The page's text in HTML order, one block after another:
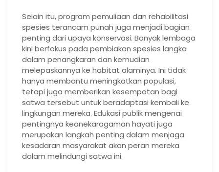
Selain itu, program pemuliaan dan rehabilitasi
spesies terancam punah juga menjadi bagian
penting dari upaya konservasi. Banyak lembaga
kini berfokus pada pembiakan spesies langka
dalam penangkaran dan kemudian
melepaskannya ke habitat alaminya. Ini tidak
hanya membantu meningkatkan populasi,
tetapi juga memberikan kesempatan bagi
satwa tersebut untuk beradaptasi kembali ke
lingkungan mereka. Edukasi publik mengenai
pentingnya keanekaragaman hayati juga
merupakan langkah penting dalam menjaga
kesadaran masyarakat akan peran mereka
dalam melindungi satwa ini.